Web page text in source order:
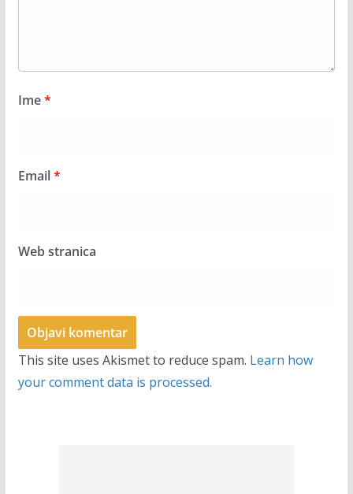
Ime*
Email*
Web stranica
This site uses Akismet to reduce spam. Learn how
your comment data is processed.